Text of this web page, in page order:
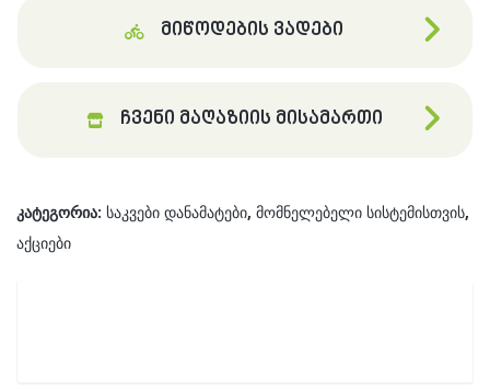
მიწოდების ვადები
ჩვენი მაღაზიის მისამართი
კატეგორია: საკვები დანამატები, მომნელებელი სისტემისთვის,
აქციები